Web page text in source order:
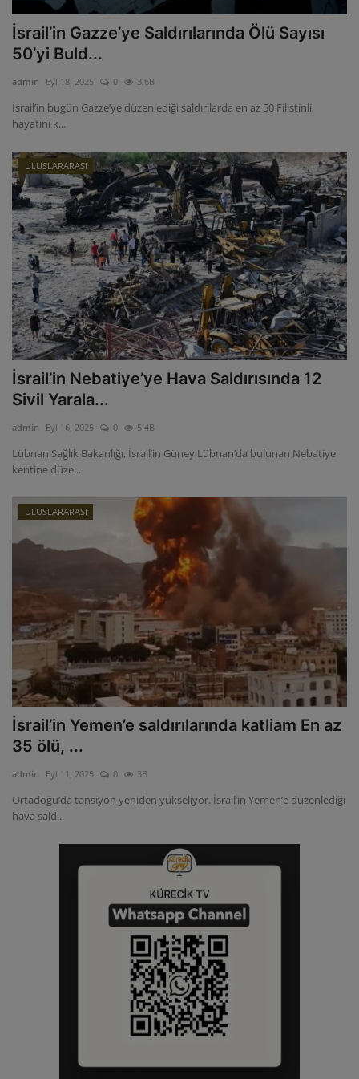
İsrail’in Gazze’ye Saldırılarında Ölü Sayısı
50’yi Buld...
admin Eyl 18, 2025 0 3.6B
İsrail’in bugün Gazze’ye düzenlediği saldırılarda en az 50 Filistinli
hayatını k...
ULUSLARARASI
İsrail’in Nebatiye’ye Hava Saldırısında 12
Sivil Yarala...
admin Eyl 16, 2025 0 5.4B
Lübnan Sağlık Bakanlığı, İsrail’in Güney Lübnan’da bulunan Nebatiye
kentine düze...
ULUSLARARASI
İsrail’in Yemen’e saldırılarında katliam En az
35 ölü, ...
admin Eyl 11, 2025 0 3B
Ortadoğu’da tansiyon yeniden yükseliyor. İsrail’in Yemen’e düzenlediği
hava sald...